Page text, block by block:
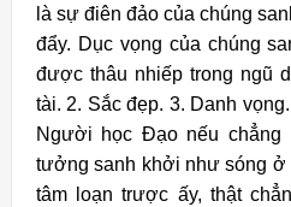
là sự điên đảo của chúng
đẩy. Dục vọng của chúng
được thâu nhiếp trong ngũ
tài. 2. Sắc đẹp. 3. Danh
Người học Đạo nếu chẳng
tưởng sanh khởi như sóng ở
tâm loạn trược ấy, thật